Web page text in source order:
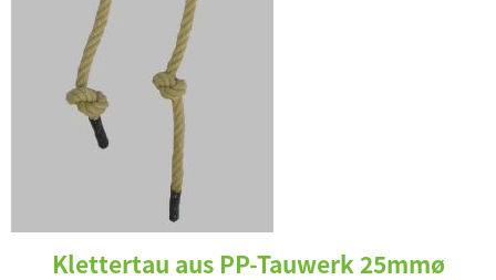
Klettertau aus PP-Tauwerk 25mmø